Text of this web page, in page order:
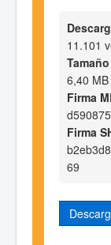
11.101
6,40 MB
Firma
Firma
69